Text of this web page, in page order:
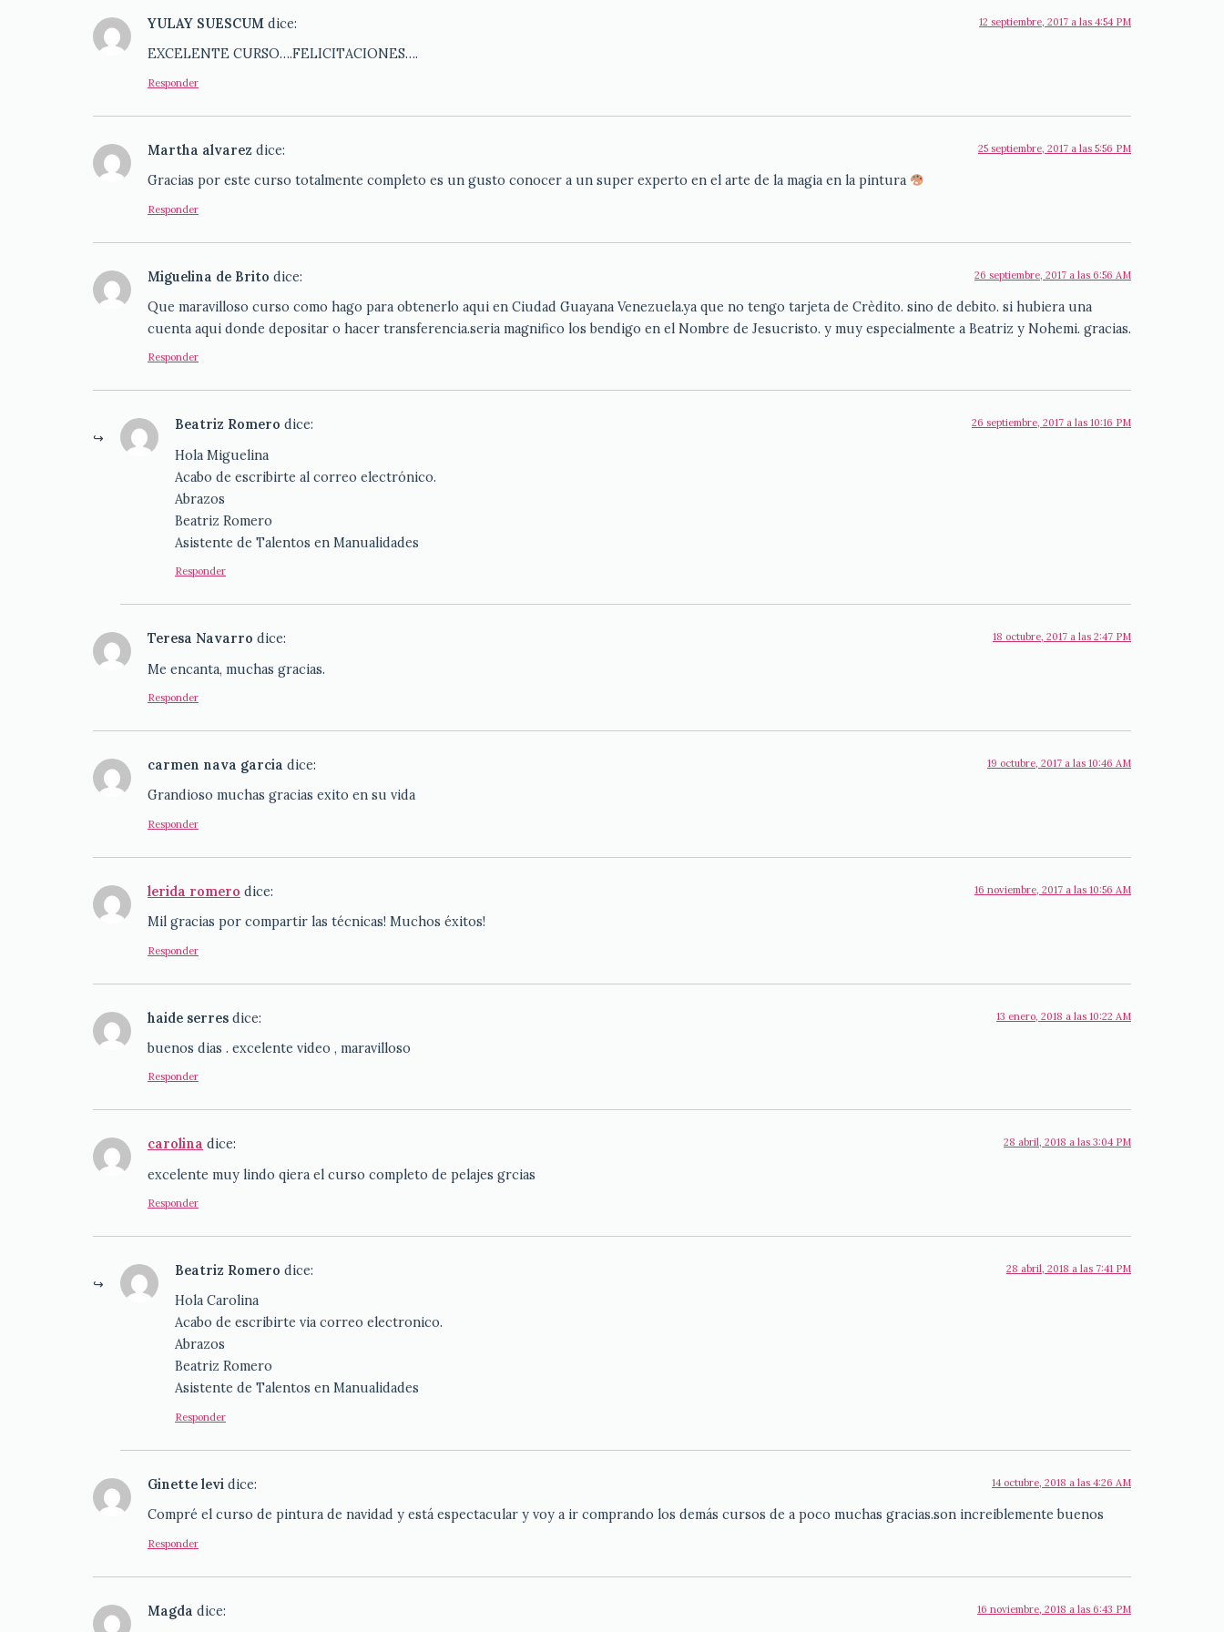
YULAY SUESCUM dice: 12 septiembre, 2017 a las 4:54 PM
EXCELENTE CURSO….FELICITACIONES….
Responder
Martha alvarez dice: 25 septiembre, 2017 a las 5:56 PM
Gracias por este curso totalmente completo es un gusto conocer a un super experto en el arte de la magia en la pintura
Responder
Miguelina de Brito dice: 26 septiembre, 2017 a las 6:56 AM
Que maravilloso curso como hago para obtenerlo aqui en Ciudad Guayana Venezuela.ya que no tengo tarjeta de Crèdito. sino de debito. si hubiera una
cuenta aqui donde depositar o hacer transferencia.seria magnifico los bendigo en el Nombre de Jesucristo. y muy especialmente a Beatriz y Nohemi. gracias.
Responder
Beatriz Romero dice: 26 septiembre, 2017 a las 10:16 PM
Hola Miguelina
Acabo de escribirte al correo electrónico.
Abrazos
Beatriz Romero
Asistente de Talentos en Manualidades
Responder
Teresa Navarro dice: 18 octubre, 2017 a las 2:47 PM
Me encanta, muchas gracias.
Responder
carmen nava garcia dice: 19 octubre, 2017 a las 10:46 AM
Grandioso muchas gracias exito en su vida
Responder
lerida romero dice: 16 noviembre, 2017 a las 10:56 AM
Mil gracias por compartir las técnicas! Muchos éxitos!
Responder
haide serres dice: 13 enero, 2018 a las 10:22 AM
buenos dias . excelente video , maravilloso
Responder
carolina dice: 28 abril, 2018 a las 3:04 PM
excelente muy lindo qiera el curso completo de pelajes grcias
Responder
Beatriz Romero dice: 28 abril, 2018 a las 7:41 PM
Hola Carolina
Acabo de escribirte via correo electronico.
Abrazos
Beatriz Romero
Asistente de Talentos en Manualidades
Responder
Ginette levi dice: 14 octubre, 2018 a las 4:26 AM
Compré el curso de pintura de navidad y está espectacular y voy a ir comprando los demás cursos de a poco muchas gracias.son increiblemente buenos
Responder
Magda dice: 16 noviembre, 2018 a las 6:43 PM